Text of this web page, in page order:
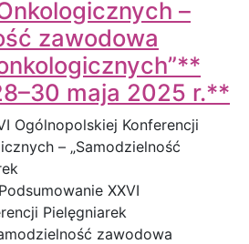
–
zawodowa
maja 2025 r.**
Ogólnopolskiej Konferencji
– „Samodzielność
XXVI
Pielęgniarek
zawodowa